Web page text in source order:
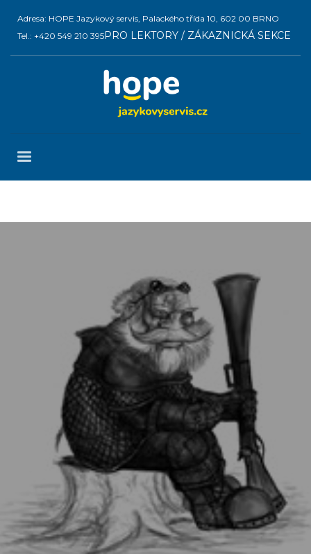
Adresa: HOPE Jazykový servis, Palackého třída 10, 602 00 BRNO
Tel.: +420 549 210 395PRO LEKTORY / ZÁKAZNICKÁ SEKCE